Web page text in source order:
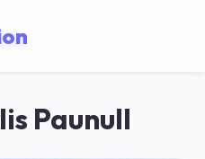
Paunull